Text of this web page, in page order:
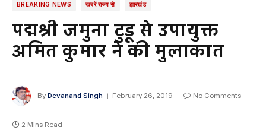
BREAKING NEWS खबरें राज्य से झारखंड
पद्मश्री जमुना टुडू से उपायुक्त
अमित कुमार ने की मुलाकात
By Devanand Singh February 26, 2019 No Comments
2 Mins Read